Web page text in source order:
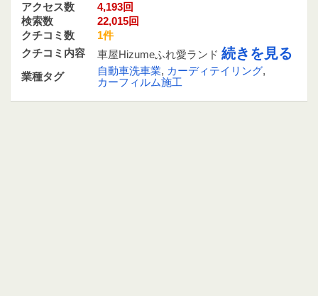
アクセス数
4,193回
検索数
22,015回
クチコミ数
1件
クチコミ内容
車屋Hizumeふれ愛ランド 続きを見る
業種タグ 自動車洗車業, カーディテイリング,
カーフィルム施工